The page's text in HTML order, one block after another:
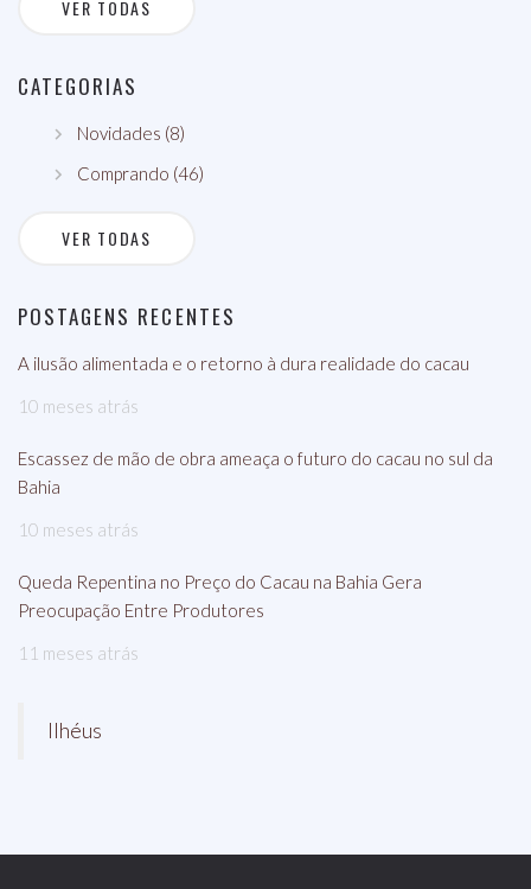
VER TODAS
CATEGORIAS
Novidades (8)
Comprando (46)
VER TODAS
POSTAGENS RECENTES
A ilusão alimentada e o retorno à dura realidade do cacau
10 meses atrás
Escassez de mão de obra ameaça o futuro do cacau no sul da
Bahia
10 meses atrás
Queda Repentina no Preço do Cacau na Bahia Gera
Preocupação Entre Produtores
11 meses atrás
Ilhéus